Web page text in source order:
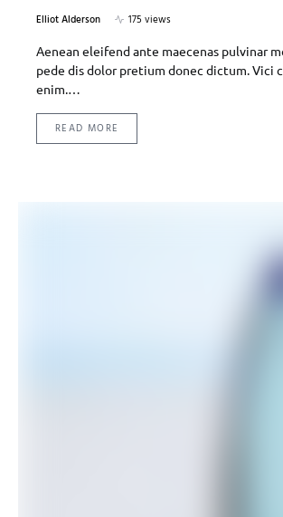
Elliot Alderson
175 views
Aenean eleifend ante maecenas pulvinar
pede dis dolor pretium donec dictum. Vici
enim.…
READ MORE